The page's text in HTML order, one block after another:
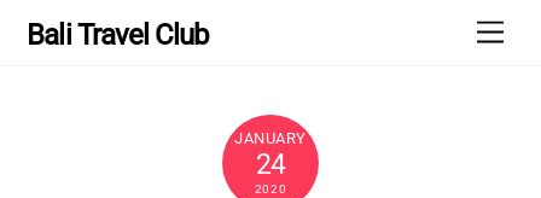
Bali Travel Club
JANUARY
24
2020